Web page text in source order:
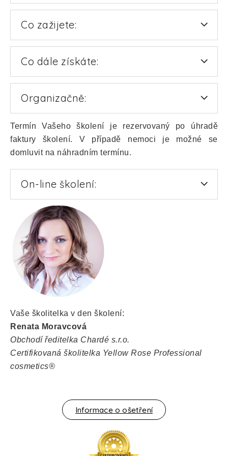
Co zažijete:
Co dále získáte:
Organizačně:
Termín Vašeho školení je rezervovaný po úhradě
faktury školení. V případě nemoci je možné se
domluvit na náhradním termínu.
On-line školení:
Vaše školitelka v den školení:
Renata Moravcová
Obchodí ředitelka Chardé s.r.o.
Certifikovaná školitelka Yellow Rose Professional
cosmetics®
Informace o ošetření